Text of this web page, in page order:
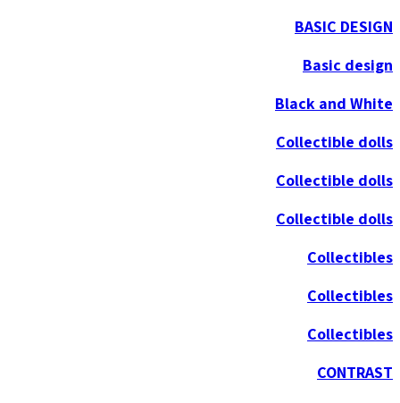
BASIC DESIGN
Basic design
Black and White
Collectible dolls
Collectible dolls
Collectible dolls
Collectibles
Collectibles
Collectibles
CONTRAST